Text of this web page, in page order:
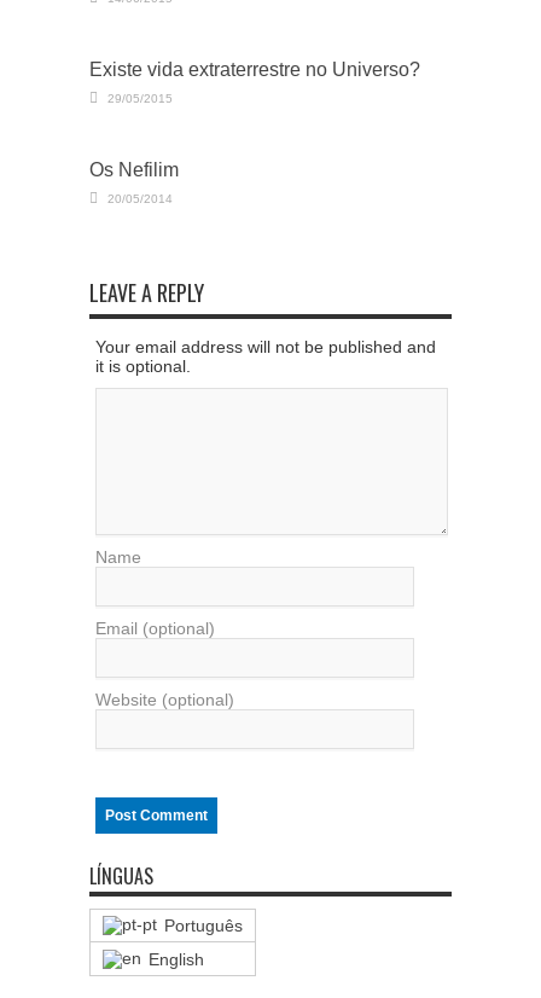
Existe vida extraterrestre no Universo?
29/05/2015
Os Nefilim
20/05/2014
LEAVE A REPLY
Your email address will not be published and
it is optional.
Name
Email (optional)
Website (optional)
LÍNGUAS
Português
English